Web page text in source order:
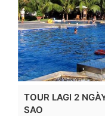
TOUR LAGI 2
SAO